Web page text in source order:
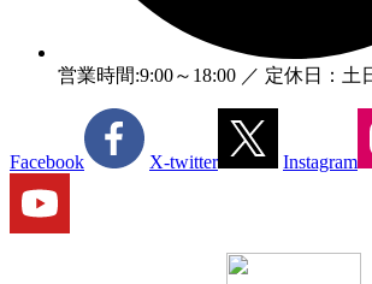
営業時間:9:00～18:00 ／ 定休日：土
Facebook X-twitter Instagram